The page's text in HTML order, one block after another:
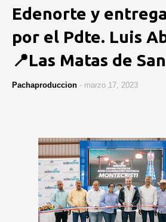
Edenorte y
por el Pdte. Luis
📍Las Matas de
Pachaproduccion - marzo 17, 2023